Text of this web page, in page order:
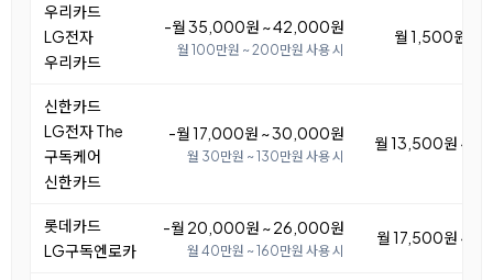
우리카드
LG전자
우리카드
-월 35,000원 ~ 42,000원
월 100만원 ~ 200만원 사용 시
월 1,500원 ~
신한카드
LG전자 The
구독케어
신한카드
-월 17,000원 ~ 30,000원
월 30만원 ~ 130만원 사용 시
월 13,500원 ~
롯데카드
LG구독엔로카
-월 20,000원 ~ 26,000원
월 40만원 ~ 160만원 사용 시
월 17,500원 ~